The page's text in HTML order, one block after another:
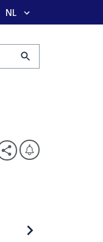
Taal selectie
NL